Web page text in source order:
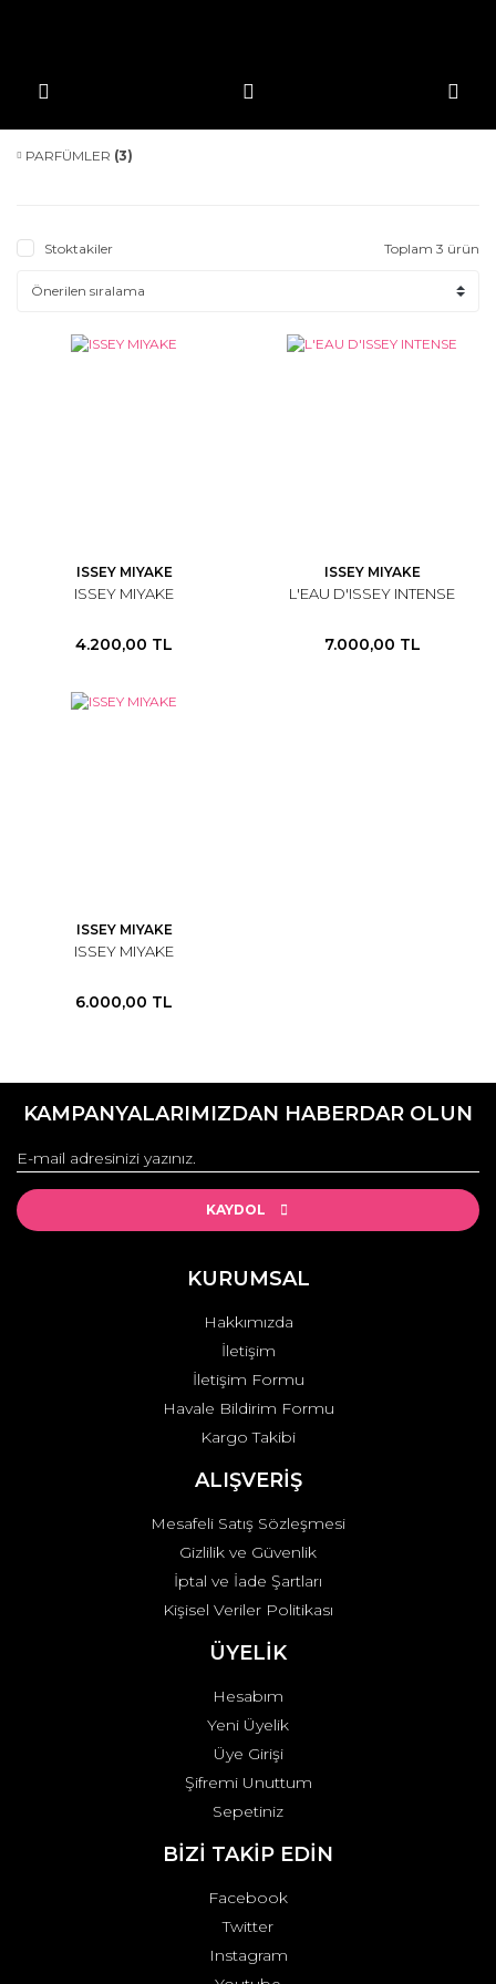
PARFÜMLER (3)
Stoktakiler Toplam 3 ürün
ISSEY MIYAKE
ISSEY MIYAKE
4.200,00 TL
ISSEY MIYAKE
L'EAU D'ISSEY INTENSE
7.000,00 TL
ISSEY MIYAKE
ISSEY MIYAKE
6.000,00 TL
KAMPANYALARIMIZDAN HABERDAR OLUN
KAYDOL
KURUMSAL
Hakkımızda
İletişim
İletişim Formu
Havale Bildirim Formu
Kargo Takibi
ALIŞVERİŞ
Mesafeli Satış Sözleşmesi
Gizlilik ve Güvenlik
İptal ve İade Şartları
Kişisel Veriler Politikası
ÜYELİK
Hesabım
Yeni Üyelik
Üye Girişi
Şifremi Unuttum
Sepetiniz
BİZİ TAKİP EDİN
Facebook
Twitter
Instagram